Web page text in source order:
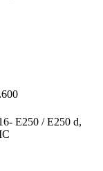
E250 / E250 d,